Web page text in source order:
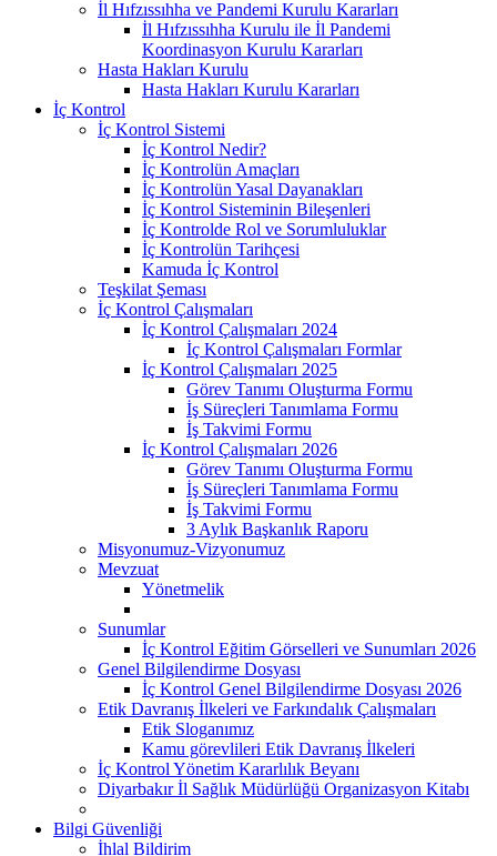
İl Hıfzıssıhha ve Pandemi Kurulu Kararları
İl Hıfzıssıhha Kurulu ile İl Pandemi
Koordinasyon Kurulu Kararları
Hasta Hakları Kurulu
Hasta Hakları Kurulu Kararları
İç Kontrol
İç Kontrol Sistemi
İç Kontrol Nedir?
İç Kontrolün Amaçları
İç Kontrolün Yasal Dayanakları
İç Kontrol Sisteminin Bileşenleri
İç Kontrolde Rol ve Sorumluluklar
İç Kontrolün Tarihçesi
Kamuda İç Kontrol
Teşkilat Şeması
İç Kontrol Çalışmaları
İç Kontrol Çalışmaları 2024
İç Kontrol Çalışmaları Formlar
İç Kontrol Çalışmaları 2025
Görev Tanımı Oluşturma Formu
İş Süreçleri Tanımlama Formu
İş Takvimi Formu
İç Kontrol Çalışmaları 2026
Görev Tanımı Oluşturma Formu
İş Süreçleri Tanımlama Formu
İş Takvimi Formu
3 Aylık Başkanlık Raporu
Misyonumuz-Vizyonumuz
Mevzuat
Yönetmelik
Sunumlar
İç Kontrol Eğitim Görselleri ve Sunumları 2026
Genel Bilgilendirme Dosyası
İç Kontrol Genel Bilgilendirme Dosyası 2026
Etik Davranış İlkeleri ve Farkındalık Çalışmaları
Etik Sloganımız
Kamu görevlileri Etik Davranış İlkeleri
İç Kontrol Yönetim Kararlılık Beyanı
Diyarbakır İl Sağlık Müdürlüğü Organizasyon Kitabı
Bilgi Güvenliği
İhlal Bildirim